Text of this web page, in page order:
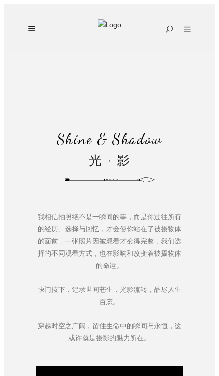
Shine & Shadow
光 · 影
我相信拍照绝不是一瞬间的事，而是你过往所有
的经历、选择与回忆，才会使你站在了被摄物体
的面前，一张照片因被观看才变得完整，我们选
择的不同观看方式，也在影响和改变着被摄物体
的命运。
快门按下，记录世间苍生，光影流转，品尽人生
百态。
穿越时空之广阔，留住生命中的瞬间与永恒，这
或许就是摄影的魅力所在。